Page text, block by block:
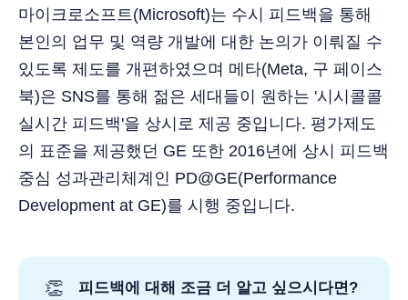
마이크로소프트(Microsoft)는 수시 피드백을 통해
본인의 업무 및 역량 개발에 대한 논의가 이뤄질 수
있도록 제도를 개편하였으며 메타(Meta, 구 페이스
북)은 SNS를 통해 젊은 세대들이 원하는 '시시콜콜
실시간 피드백'을 상시로 제공 중입니다. 평가제도
의 표준을 제공했던 GE 또한 2016년에 상시 피드백
중심 성과관리체계인 PD@GE(Performance
Development at GE)를 시행 중입니다.
👏
피드백에 대해 조금 더 알고 싶으시다면?